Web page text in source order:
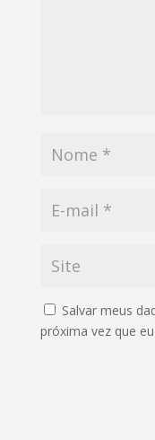
Salvar meus
próxima vez que